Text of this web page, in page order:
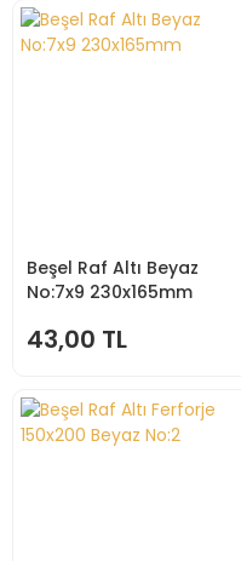
Beşel Raf Altı Beyaz
No:7x9 230x165mm
43,00 TL